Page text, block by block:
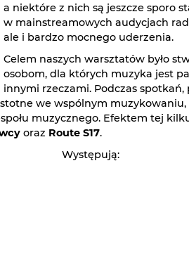
a niektóre z nich są jeszcze sporo
w mainstreamowych audycjach
ale i bardzo mocnego uderzenia.
Celem naszych warsztatów było
osobom, dla których muzyka jest
innymi rzeczami. Podczas
we wspólnym
muzycznego. Efektem tej
oraz Route S17.
Występują: